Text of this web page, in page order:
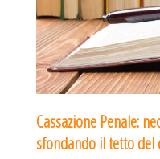
Cassazione Penale:
sfondando il tetto del